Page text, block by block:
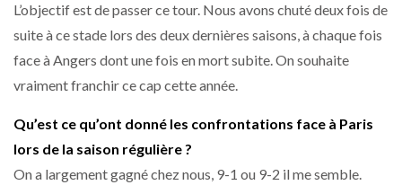
L’objectif est de passer ce tour. Nous avons chuté deux fois de
suite à ce stade lors des deux dernières saisons, à chaque fois
face à Angers dont une fois en mort subite. On souhaite
vraiment franchir ce cap cette année.
Qu’est ce qu’ont donné les confrontations face à Paris
lors de la saison régulière ?
On a largement gagné chez nous, 9-1 ou 9-2 il me semble.